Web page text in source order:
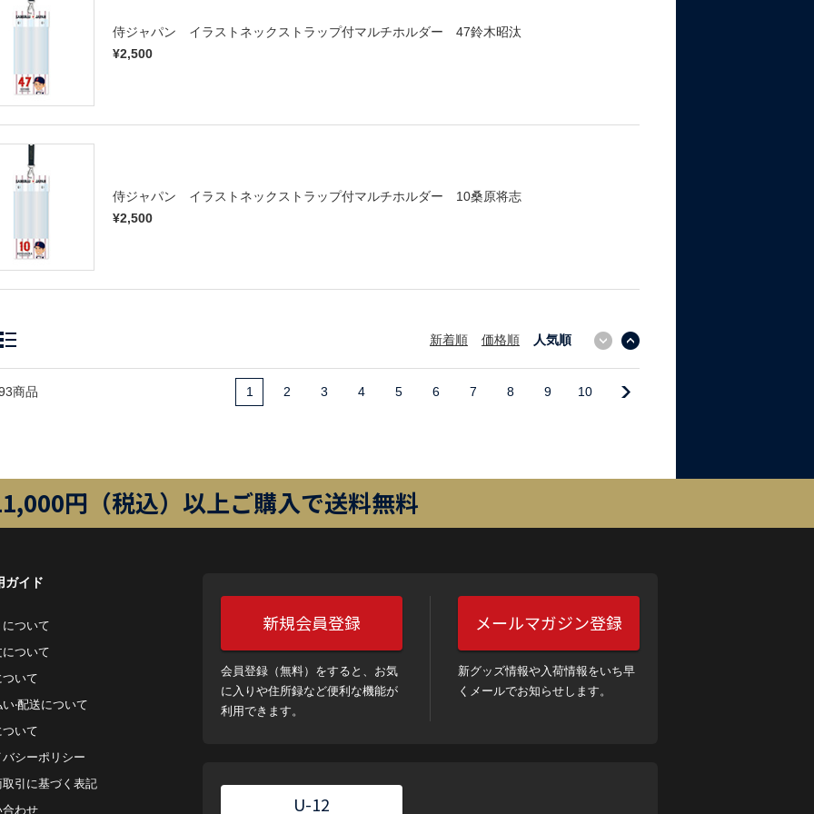
侍ジャパン イラストネックストラップ付マルチホルダー 47鈴木昭汰
¥2,500
侍ジャパン イラストネックストラップ付マルチホルダー 10桑原将志
¥2,500
新着順 価格順 人気順
商品 1 2 3 4 5 6 7 8 9 10
円（税込）以上ご購入で送料無料
ガイド
ついて
ついて
いて
‧配送について
いて
シーポリシー
取引に基づく表記
合わせ
新規会員登録
会員登録（無料）をすると、お気
に入りや住所録など便利な機能が
利用できます。
メールマガジン登録
新グッズ情報や入荷情報をいち早
くメールでお知らせします。
U-12